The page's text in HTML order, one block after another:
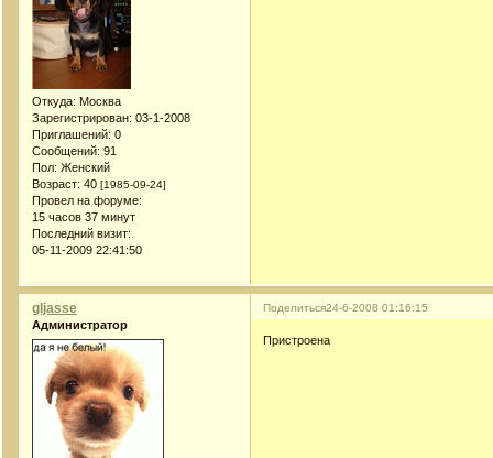
Откуда: Москва
Зарегистрирован: 03-1-2008
Приглашений: 0
Сообщений: 91
Пол: Женский
Возраст: 40 [1985-09-24]
Провел на форуме:
15 часов 37 минут
Последний визит:
05-11-2009 22:41:50
Поделиться24-6-2008 01:16:15
gljasse
Администратор
Пристроена